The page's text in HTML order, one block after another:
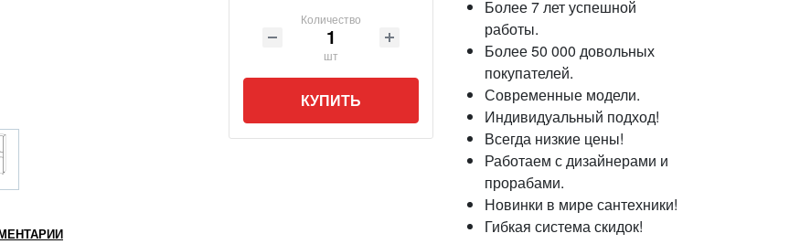
Количество
шт
КУПИТЬ
Более 7 лет успешной
работы.
Более 50 000 довольных
покупателей.
Современные модели.
Индивидуальный подход!
Всегда низкие цены!
Работаем с дизайнерами и
прорабами.
Новинки в мире сантехники!
Гибкая система скидок!